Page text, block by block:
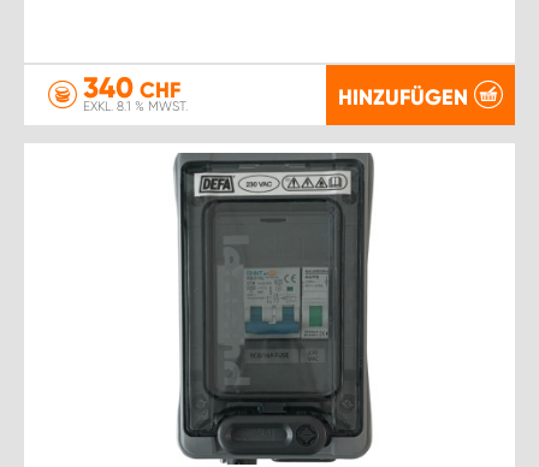
340 CHF
EXKL. 8.1 % MWST. HINZUFÜGEN